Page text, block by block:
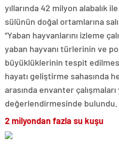
yıllarında 42 milyon alabalık
sülünün doğal ortamlarına
“Yaban hayvanlarını izleme
yaban hayvanı türlerinin ve
büyüklüklerinin tespit
hayatı geliştirme sahasında
arasında envanter
değerlendirmesinde bulundu.
2 milyondan fazla su kuşu